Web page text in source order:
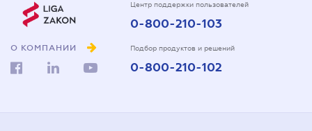
О КОМПАНИИ
Центр поддержки пользователей
0-800-210-103
Подбор продуктов и решений
0-800-210-102